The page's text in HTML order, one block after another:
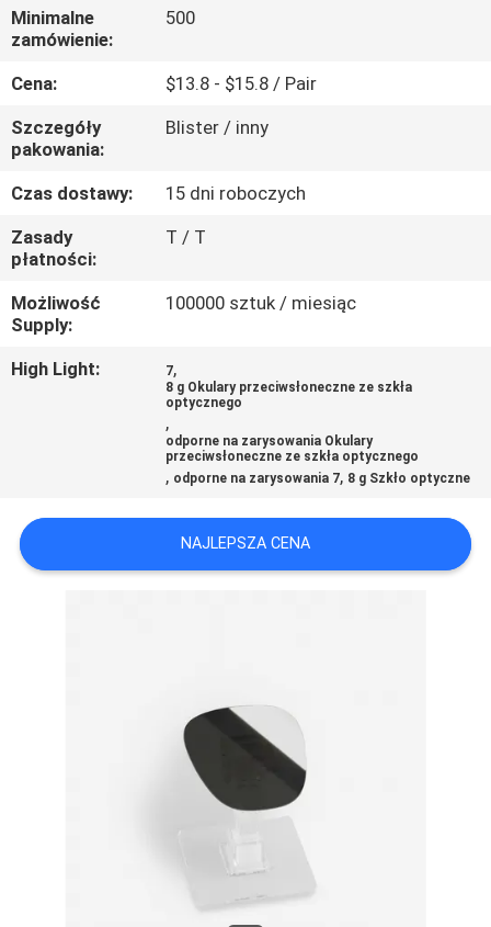
KONTROLA
JAKOŚCI
SKONTAKTUJ
SIĘ
Z
NAMI
POPROSIĆ
O
PRIVACY
Minimalne
zamówienie:
500
Cena:
$13.8 - $15.8 / Pair
Szczegóły
pakowania:
Blister / inny
Czas dostawy:
15 dni roboczych
Zasady
płatności:
T / T
Możliwość
Supply:
100000 sztuk / miesiąc
High Light: 7,
8 g Okulary przeciwsłoneczne ze szkła
optycznego
,
odporne na zarysowania Okulary
przeciwsłoneczne ze szkła optycznego
, odporne na zarysowania 7, 8 g Szkło optyczne
NAJLEPSZA CENA